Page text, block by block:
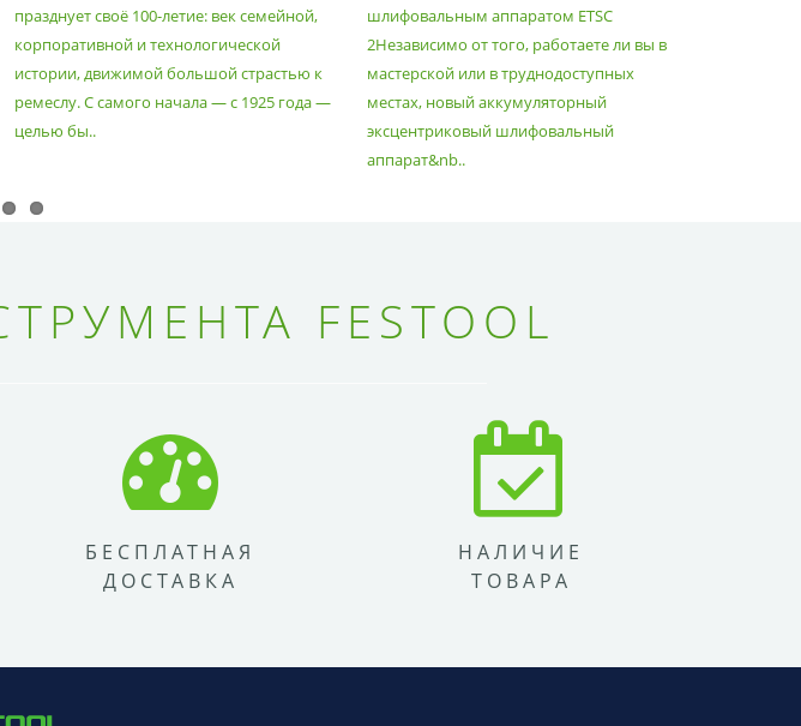
празднует своё 100-летие: век семейной,
корпоративной и технологической
истории, движимой большой страстью к
ремеслу. С самого начала — с 1925 года —
целью бы..
шлифовальным аппаратом ETSC
2Независимо от того, работаете ли вы в
мастерской или в труднодоступных
местах, новый аккумуляторный
эксцентриковый шлифовальный
аппарат&nb..
FESTOOL
БЕСПЛАТНАЯ
ДОСТАВКА
НАЛИЧИЕ
ТОВАРА